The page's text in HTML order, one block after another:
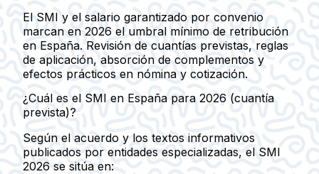
El SMI y el salario garantizado por convenio
marcan en 2026 el umbral mínimo de retribución
en España. Revisión de cuantías previstas, reglas
de aplicación, absorción de complementos y
efectos prácticos en nómina y cotización.
¿Cuál es el SMI en España para 2026 (cuantía
prevista)?
Según el acuerdo y los textos informativos
publicados por entidades especializadas, el SMI
2026 se sitúa en: